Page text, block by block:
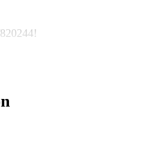
(857)